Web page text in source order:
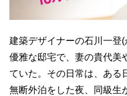
建築デザイナーの石川一登
優雅な邸宅で、妻の貴代美
ていた。その日常は、ある
無断外泊をした夜、同級生